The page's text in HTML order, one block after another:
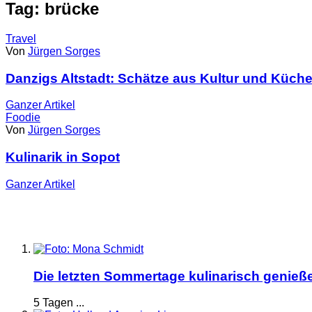
Tag: brücke
Travel
Von Jürgen Sorges
Danzigs Altstadt: Schätze aus Kultur und Küche
GanzerArtikel
Foodie
Von Jürgen Sorges
Kulinarik in Sopot
GanzerArtikel
Die letzten Sommertage kulinarisch
5 Tagen ...